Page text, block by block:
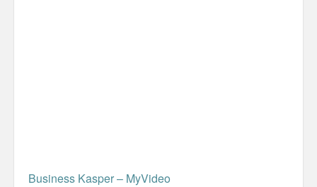
Money Makes The World Go Round
Business Kasper – MyVideo